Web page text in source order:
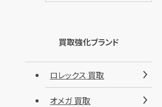
買取強化ブランド
ロレックス 買取
オメガ 買取